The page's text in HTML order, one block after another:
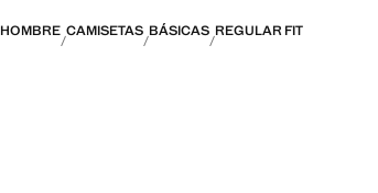
HOMBRE CAMISETAS BÁSICAS REGULAR FIT